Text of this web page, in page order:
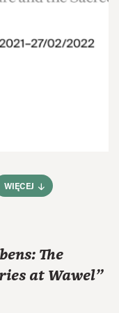
WIĘCEJ
The
at Wawel"